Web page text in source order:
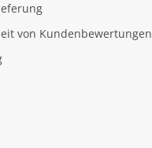
von Kundenbewertungen